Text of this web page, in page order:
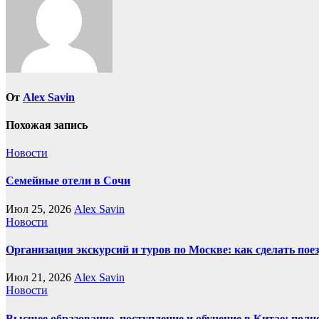
От Alex Savin
Похожая запись
Новости
Семейные отели в Сочи
Июл 25, 2026 Alex Savin
Новости
Организация экскурсий и туров по Москве: как сделать
Июл 21, 2026 Alex Savin
Новости